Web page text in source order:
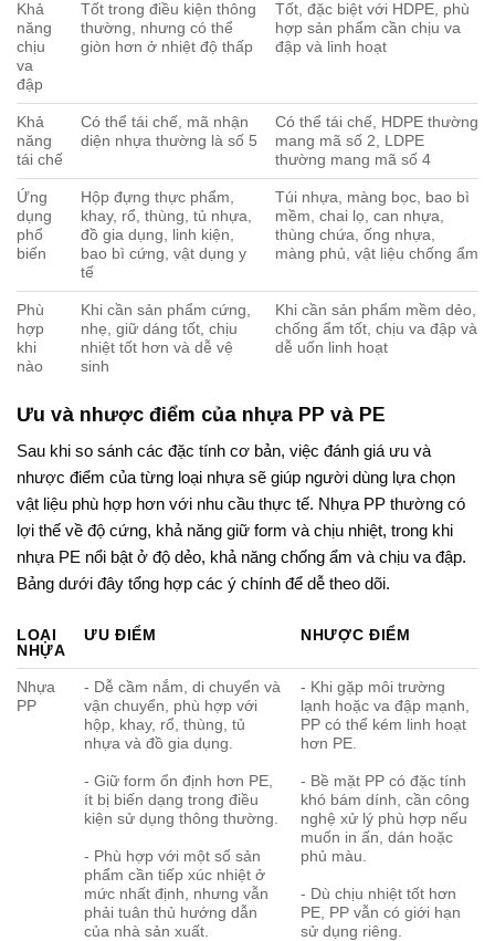
Khả
năng
chịu
va
đập
Tốt trong điều kiện thông
thường, nhưng có thể
giòn hơn ở nhiệt độ thấp
Tốt, đặc biệt với HDPE, phù
hợp sản phẩm cần chịu va
đập và linh hoạt
Khả
năng
tái chế
Có thể tái chế, mã nhận
diện nhựa thường là số 5
Có thể tái chế, HDPE thường
mang mã số 2, LDPE
thường mang mã số 4
Ứng
dụng
phổ
biến
Hộp đựng thực phẩm,
khay, rổ, thùng, tủ nhựa,
đồ gia dụng, linh kiện,
bao bì cứng, vật dụng y
tế
Túi nhựa, màng bọc, bao bì
mềm, chai lọ, can nhựa,
thùng chứa, ống nhựa,
màng phủ, vật liệu chống ẩm
Phù
hợp
khi
nào
Khi cần sản phẩm cứng,
nhẹ, giữ dáng tốt, chịu
nhiệt tốt hơn và dễ vệ
sinh
Khi cần sản phẩm mềm dẻo,
chống ẩm tốt, chịu va đập và
dễ uốn linh hoạt
Ưu và nhược điểm của nhựa PP và PE
Sau khi so sánh các đặc tính cơ bản, việc đánh giá ưu và
nhược điểm của từng loại nhựa sẽ giúp người dùng lựa chọn
vật liệu phù hợp hơn với nhu cầu thực tế. Nhựa PP thường có
lợi thế về độ cứng, khả năng giữ form và chịu nhiệt, trong khi
nhựa PE nổi bật ở độ dẻo, khả năng chống ẩm và chịu va đập.
Bảng dưới đây tổng hợp các ý chính để dễ theo dõi.
LOẠI
NHỰA
ƯU ĐIỂM NHƯỢC ĐIỂM
Nhựa
PP
- Dễ cầm nắm, di chuyển và
vận chuyển, phù hợp với
hộp, khay, rổ, thùng, tủ
nhựa và đồ gia dụng.
- Giữ form ổn định hơn PE,
ít bị biến dạng trong điều
kiện sử dụng thông thường.
- Phù hợp với một số sản
phẩm cần tiếp xúc nhiệt ở
mức nhất định, nhưng vẫn
phải tuân thủ hướng dẫn
của nhà sản xuất.
- Khi gặp môi trường
lạnh hoặc va đập mạnh,
PP có thể kém linh hoạt
hơn PE.
- Bề mặt PP có đặc tính
khó bám dính, cần công
nghệ xử lý phù hợp nếu
muốn in ấn, dán hoặc
phủ màu.
- Dù chịu nhiệt tốt hơn
PE, PP vẫn có giới hạn
sử dụng riêng.